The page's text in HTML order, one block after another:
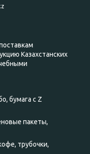
Казахстанских
бумага с Z
пакеты,
трубочки,